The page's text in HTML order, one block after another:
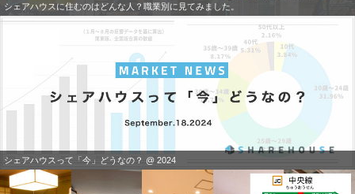
シェアハウスに住むのはどんな人？職業別に見てみました。
シェアハウスって「今」どうなの？ @ 2024